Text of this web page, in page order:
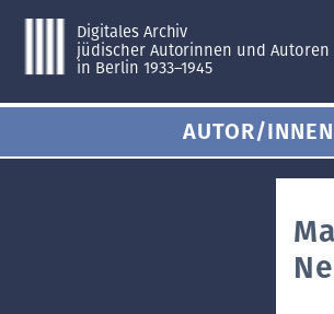
Digitales Archiv
jüdischer Autorinnen und Autoren
in Berlin 1933–1945
AUTOR/INNEN